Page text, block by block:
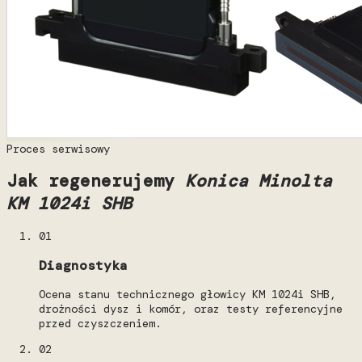
Proces serwisowy
Jak regenerujemy Konica Minolta
KM 1024i SHB
01
Diagnostyka
Ocena stanu technicznego głowicy KM 1024i SHB,
drożności dysz i komór, oraz testy referencyjne
przed czyszczeniem.
02